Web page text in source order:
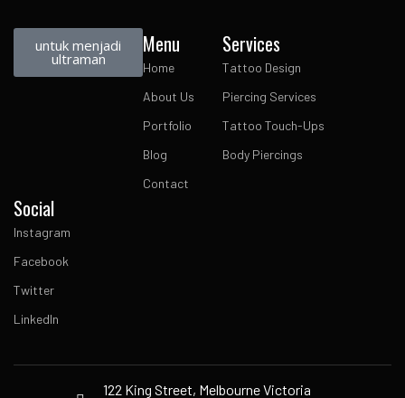
untuk menjadi
ultraman
Menu
Home
About Us
Portfolio
Blog
Contact
Services
Tattoo Design
Piercing Services
Tattoo Touch-Ups
Body Piercings
Social
Instagram
Facebook
Twitter
LinkedIn
122 King Street, Melbourne Victoria